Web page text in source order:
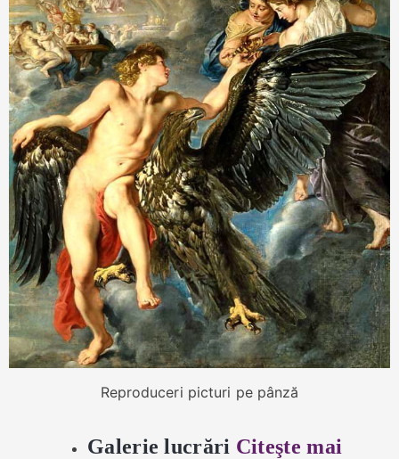
Reproduceri picturi pe pânză
Galerie lucrări Citeşte mai